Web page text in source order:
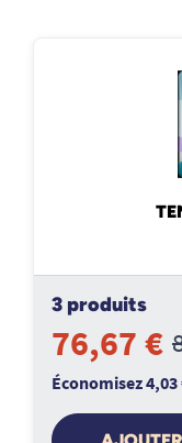
3 produits
76,67 €
Économisez 4,03